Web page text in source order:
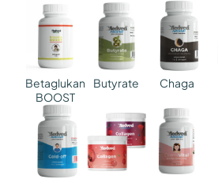
Betaglukan
BOOST
Butyrate Chaga